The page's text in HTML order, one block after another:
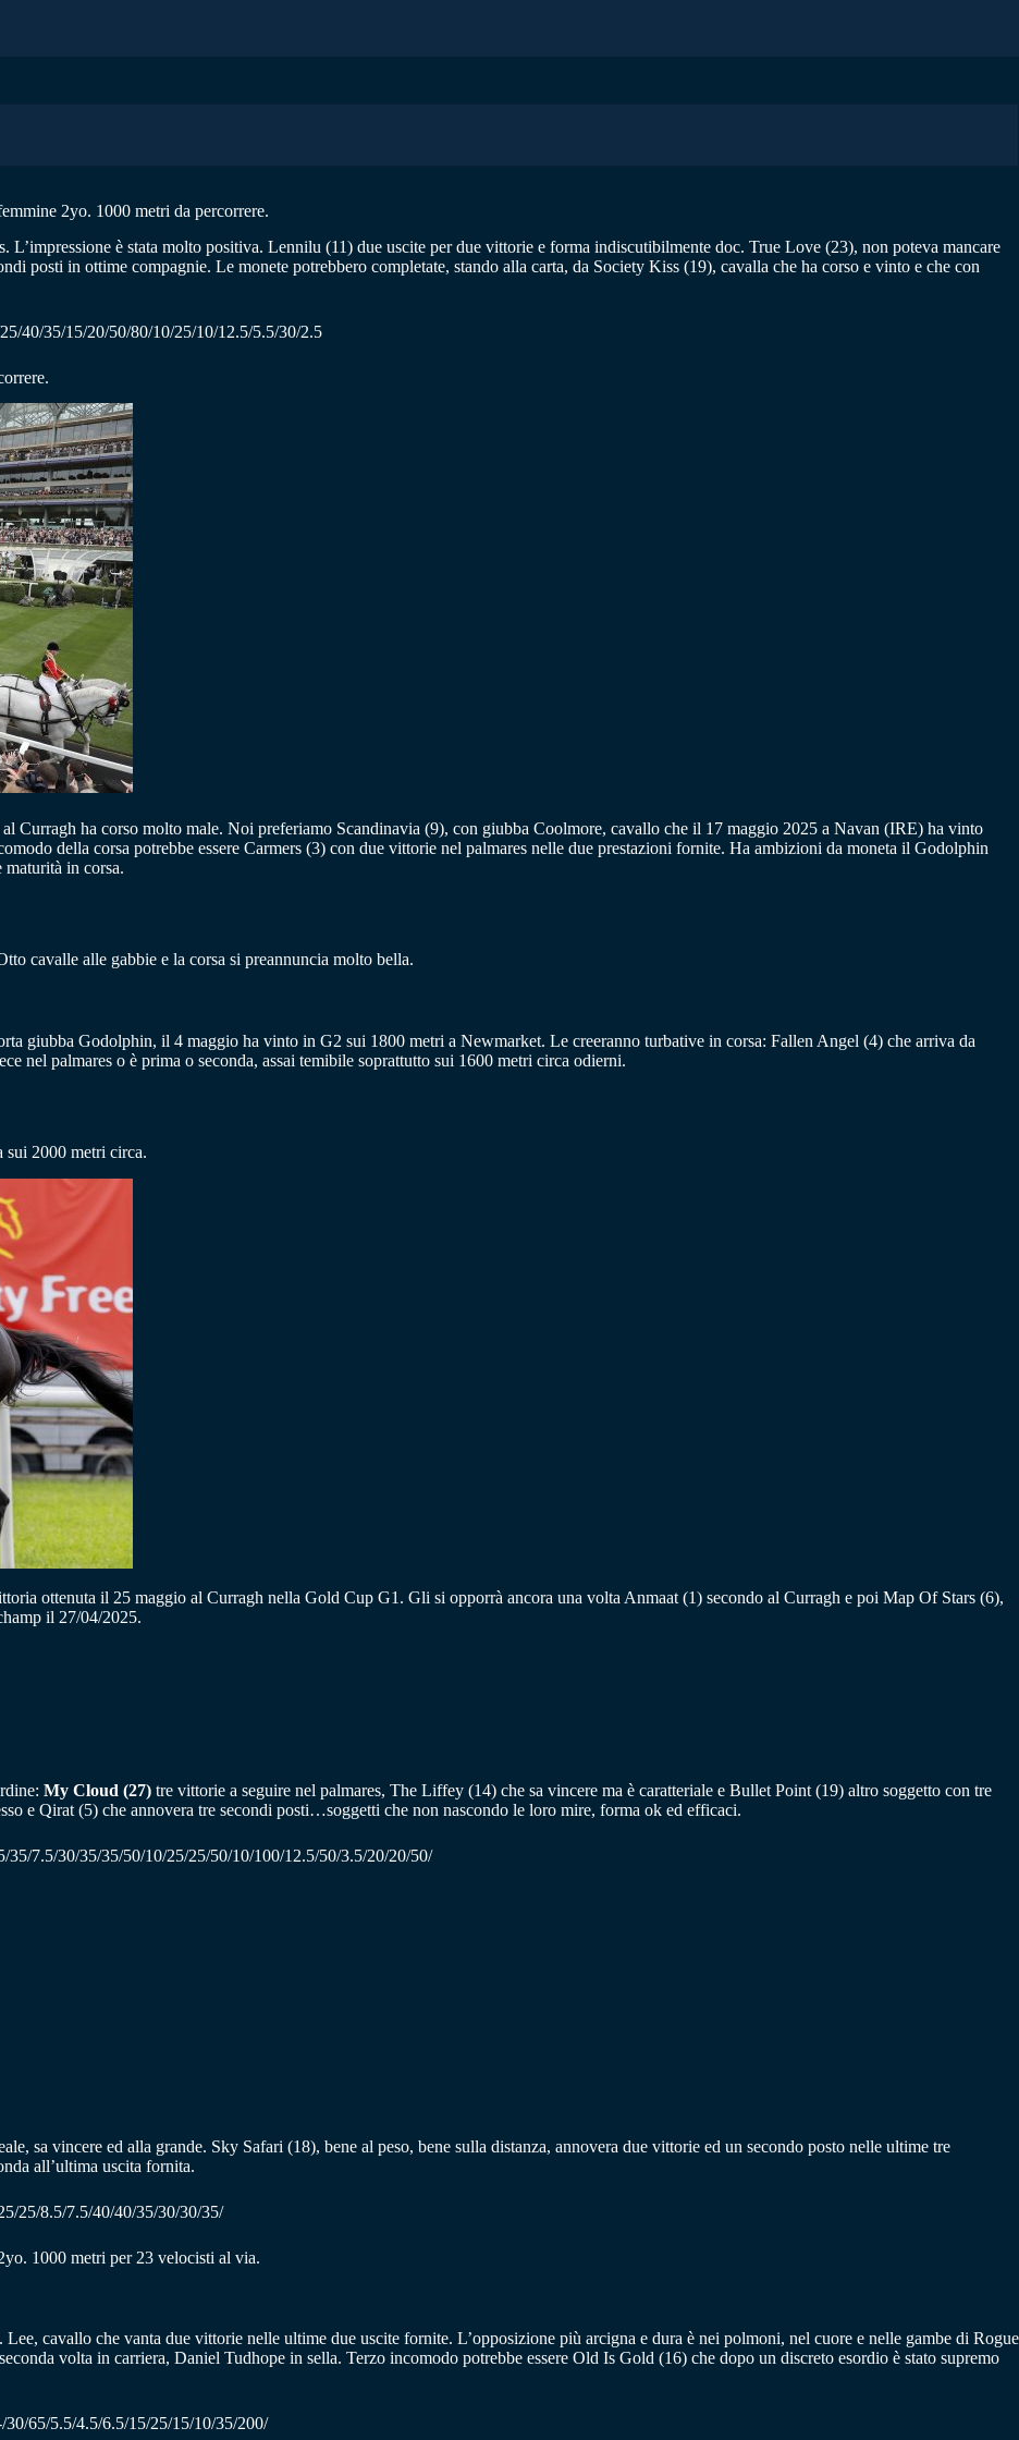
2yo. 1000 metri da percorrere.
L’impressione è stata molto positiva. Lennilu (11) due uscite per due vittorie e forma indiscutibilmente doc. True Love (23), non poteva mancare
posti in ottime compagnie. Le monete potrebbero completate, stando alla carta, da Society Kiss (19), cavalla che ha corso e vinto e che con
40/35/15/20/50/80/10/25/10/12.5/5.5/30/2.5
Curragh ha corso molto male. Noi preferiamo Scandinavia (9), con giubba Coolmore, cavallo che il 17 maggio 2025 a Navan (IRE) ha vinto
della corsa potrebbe essere Carmers (3) con due vittorie nel palmares nelle due prestazioni fornite. Ha ambizioni da moneta il Godolphin
maturità in corsa.
cavalle alle gabbie e la corsa si preannuncia molto bella.
giubba Godolphin, il 4 maggio ha vinto in G2 sui 1800 metri a Newmarket. Le creeranno turbative in corsa: Fallen Angel (4) che arriva da
nel palmares o è prima o seconda, assai temibile soprattutto sui 1600 metri circa odierni.
sui 2000 metri circa.
ottenuta il 25 maggio al Curragh nella Gold Cup G1. Gli si opporrà ancora una volta Anmaat (1) secondo al Curragh e poi Map Of Stars (6),
il 27/04/2025.
My Cloud (27) tre vittorie a seguire nel palmares, The Liffey (14) che sa vincere ma è caratteriale e Bullet Point (19) altro soggetto con tre
e Qirat (5) che annovera tre secondi posti…soggetti che non nascondo le loro mire, forma ok ed efficaci.
7.5/30/35/35/50/10/25/25/50/10/100/12.5/50/3.5/20/20/50/
sa vincere ed alla grande. Sky Safari (18), bene al peso, bene sulla distanza, annovera due vittorie ed un secondo posto nelle ultime tre
all’ultima uscita fornita.
25/8.5/7.5/40/40/35/30/30/35/
1000 metri per 23 velocisti al via.
Lee, cavallo che vanta due vittorie nelle ultime due uscite fornite. L’opposizione più arcigna e dura è nei polmoni, nel cuore e nelle gambe di Rogue
volta in carriera, Daniel Tudhope in sella. Terzo incomodo potrebbe essere Old Is Gold (16) che dopo un discreto esordio è stato supremo
65/5.5/4.5/6.5/15/25/15/10/35/200/